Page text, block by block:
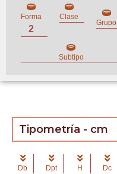
Forma
2
Clase
Grupo
Subtipo
Tipometría - cm
Db Dpt H Dc